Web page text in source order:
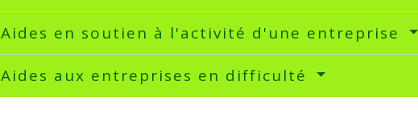
Aides en soutien à l'activité d'une entreprise
Aides aux entreprises en difficulté